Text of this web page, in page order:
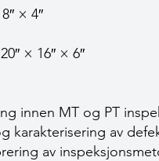
× 4″
× 16″ × 6″
innen MT og PT
karakterisering av
av